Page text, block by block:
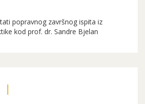
popravnog završnog ispita iz
kod prof. dr. Sandre Bjelan